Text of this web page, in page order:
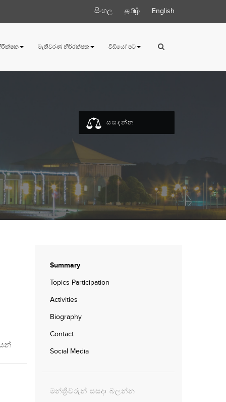
සිංහල தமிழ் English
මැතිවරණ නිර්‍රක්ෂක වීඩියෝ පට
සසදන්න
Summary
Topics Participation
Activities
Biography
Contact
Social Media
මන්ත්‍රීවරුන් සසදා බලන්න